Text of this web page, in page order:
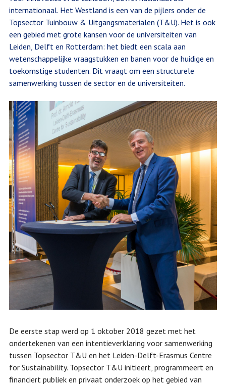
internationaal. Het Westland is een van de pijlers onder de
Topsector Tuinbouw & Uitgangsmaterialen (T&U). Het is ook
een gebied met grote kansen voor de universiteiten van
Leiden, Delft en Rotterdam: het biedt een scala aan
wetenschappelijke vraagstukken en banen voor de huidige en
toekomstige studenten. Dit vraagt om een structurele
samenwerking tussen de sector en de universiteiten.
De eerste stap werd op 1 oktober 2018 gezet met het
ondertekenen van een intentieverklaring voor samenwerking
tussen Topsector T&U en het Leiden-Delft-Erasmus Centre
for Sustainability. Topsector T&U initieert, programmeert en
financiert publiek en privaat onderzoek op het gebied van